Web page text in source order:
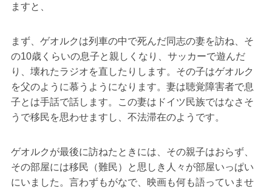
ますと、
まず、ゲオルクは列車の中で死んだ同志の妻を訪ね、そ
の10歳くらいの息子と親しくなり、サッカーで遊んだ
り、壊れたラジオを直したりします。その子はゲオルク
を父のように慕うようになります。妻は聴覚障害者で息
子とは手話で話します。この妻はドイツ民族ではなさそ
うで移民を思わせますし、不法滞在のようです。
ゲオルクが最後に訪ねたときには、その親子はおらず、
その部屋には移民（難民）と思しき人々が部屋いっぱい
にいました。言わずもがなで、映画も何も語っていませ